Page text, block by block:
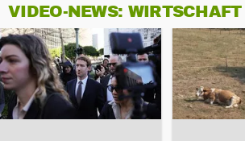
VIDEO-NEWS: WIRTSCHAFT